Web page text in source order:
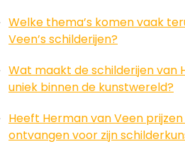
Welke thema’s komen vaak
Veen’s schilderijen?
Wat maakt de schilderijen van
uniek binnen de kunstwereld?
Heeft Herman van Veen
ontvangen voor zijn